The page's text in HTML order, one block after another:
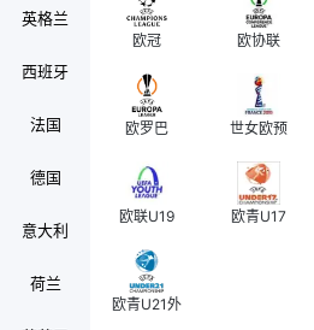
英格兰
西班牙
法国
德国
意大利
荷兰
欧冠 欧协联
欧罗巴 世女欧预
欧联U19 欧青U17
欧青U21外